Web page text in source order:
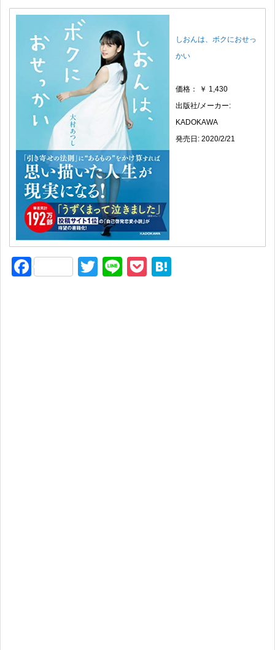
しおんは、ボクにおせっ
かい
価格： ￥ 1,430
出版社/メーカー:
KADOKAWA
発売日: 2020/2/21
F
T
Li
P